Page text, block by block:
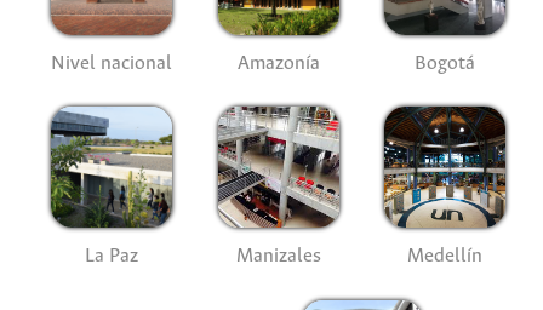
Nivel nacional Amazonía Bogotá
La Paz Manizales Medellín